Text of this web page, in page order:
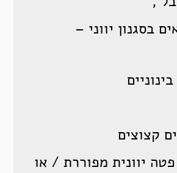
בסגנון יווני –
פטה יוונית מפוררת / או